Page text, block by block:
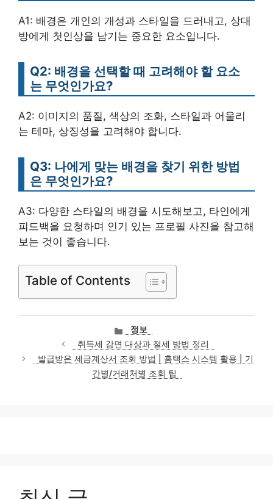
A1: 배경은 개인의 개성과 스타일을 드러내고, 상대
방에게 첫인상을 남기는 중요한 요소입니다.
Q2: 배경을 선택할 때 고려해야 할 요소
는 무엇인가요?
A2: 이미지의 품질, 색상의 조화, 스타일과 어울리
는 테마, 상징성을 고려해야 합니다.
Q3: 나에게 맞는 배경을 찾기 위한 방법
은 무엇인가요?
A3: 다양한 스타일의 배경을 시도해보고, 타인에게
피드백을 요청하며 인기 있는 프로필 사진을 참고해
보는 것이 좋습니다.
Table of Contents
카
테
고
리
정보
취득세 감면 대상과 절세 방법 정리
발급받은 세금계산서 조회 방법 | 홈택스 시스템 활용 | 기
간별/거래처별 조회 팁